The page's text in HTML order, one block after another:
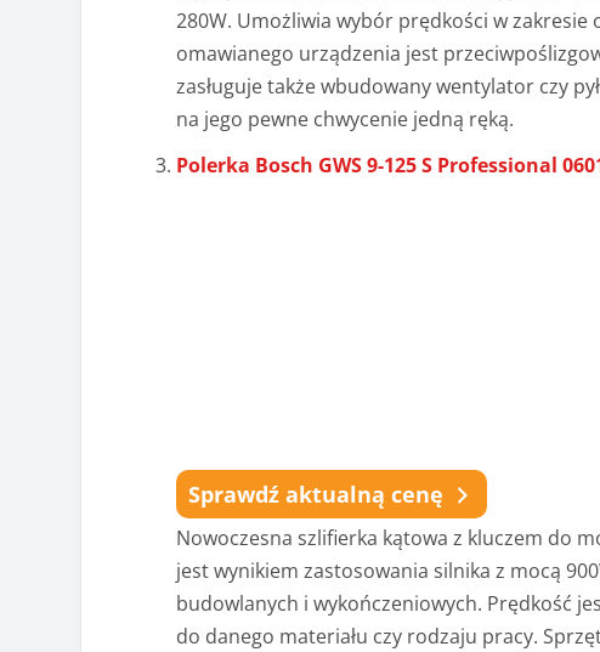
280W. Umożliwia wybór prędkości w
omawianego urządzenia jest
zasługuje także wbudowany wentylator czy
na jego pewne chwycenie jedną ręką.
Polerka Bosch GWS 9-125 S Professional
Sprawdź aktualną cenę
Nowoczesna szlifierka kątowa z kluczem do
jest wynikiem zastosowania silnika z mocą
budowlanych i wykończeniowych. Prędkość
do danego materiału czy rodzaju pracy.